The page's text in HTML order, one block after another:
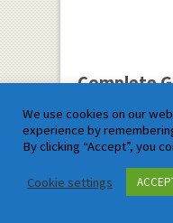
Complete
for
We use cookies on our
experience by
By clicking “Accept”, you
Cookie settings